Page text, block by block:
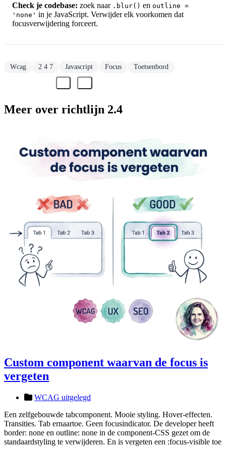
Check je codebase: zoek naar .blur() en outline =
'none' in je JavaScript. Verwijder elk voorkomen dat
focusverwijdering forceert.
Wcag 2 4 7 Javascript Focus Toetsenbord
Meer over richtlijn 2.4
Custom component waarvan de focus is
vergeten
WCAG uitgelegd
Een zelfgebouwde tabcomponent. Mooie styling. Hover-effecten.
Transities. Tab ernaartoe. Geen focusindicator. De developer heeft
border: none en outline: none in de component-CSS gezet om de
standaardstyling te verwijderen. En is vergeten een :focus-visible toe